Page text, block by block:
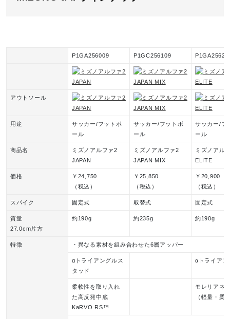
材料：靴ひものテキスタイルに90％以上のリサイクル素材
P1GA256009 P1GC256109
アウトソール
用途
サッカー/フットボ
ール
サッカー/フットボ
ール
サッカー/フ
ール
商品名
ミズノアルファ2
JAPAN
ミズノアルファ2
JAPAN MIX
ミズノアル
ELITE
価格
￥24,750
（税込）
￥25,850
（税込）
￥20,900
（税込）
スパイク 固定式 取替式 固定式
質量
27.0cm片方
約190g 約235g 約190g
特徴 ・異なる素材を組み合わせた6層アッパー
αトライアングルス
タッド
αトライア
柔軟性を取り入れ
た高反発中底
KaRVO RS™
モレリアネ
（軽量・柔